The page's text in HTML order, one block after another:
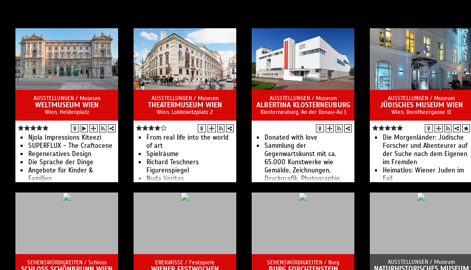
AUSSTELLUNGEN / Museum
WELTMUSEUM WIEN
Wien, Heldenplatz
Njola Impressions Kiteezi
SUPERFLUX - The Craftocene
Regeneratives Design
Die Sprache der Dinge
Angebote für Kinder &
Familien
Führungen & Workshops
Highlights der Sammlung
Schausammlung
Schausammlung
AUSSTELLUNGEN / Museum
THEATERMUSEUM WIEN
Wien, Lobkowitzplatz 2
From real life into the world
of art
Spielräume
Richard Teschners
Figurenspiegel
Nuda Veritas
der Welt des Theaters:
Kostüme, Plakate, Requisiten
AUSSTELLUNGEN / Museum
ALBERTINA KLOSTERNEUBURG
Klosterneuburg, An der Donau-Au 1
Donated with love
Sammlung der
Gegenwartskunst mit ca.
65.000 Kunstwerke wie
Gemälde, Zeichnungen,
Druckgrafik, Photographie,
Installationen.
AUSSTELLUNGEN / Museum
JÜDISCHES MUSEUM WIEN
Wien, Dorotheergasse 11
Die Morgenländer: Jüdische
Forscher und Abenteurer auf
der Suche nach dem Eigenen
im Fremden
Heimatlos: Wiener Juden im
Exil
Jew" - Eran Shakine
Alles Vergessen
Palais Eskeles
Museum Judenplatz
SEHENSWÜRDIGKEITEN / Schloss EREIGNISSE / Festspiele SEHENSWÜRDIGKEITEN / Burg AUSSTELLUNGEN / Museum